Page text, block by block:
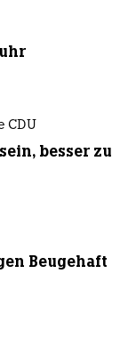
CDU
besser zu
Beugehaft